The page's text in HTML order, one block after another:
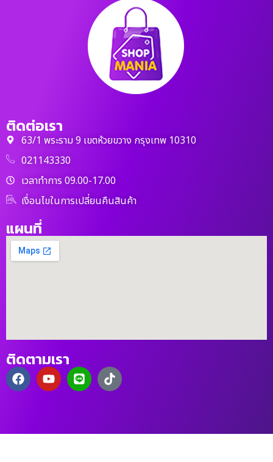
ติดต่อเรา
63/1 พระราม 9 เขตห้วยขวาง กรุงเทพ 10310
021143330
เวลาทำการ 09.00-17.00
เงื่อนไขในการเปลี่ยนคืนสินค้า
แผนที่
ติดตามเรา